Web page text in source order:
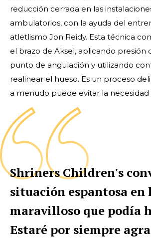
reducción cerrada en las
ambulatorios, con la ayuda del
atletlismo Jon Reidy. Esta técnica
el brazo de Aksel, aplicando presión
punto de angulación y utilizando
realinear el hueso. Es un proceso
a menudo puede evitar la necesidad
Shriners Children's
situación espantosa en
maravilloso que podía
Estaré por siempre